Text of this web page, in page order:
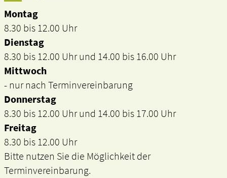
Montag
8.30 bis 12.00 Uhr
Dienstag
8.30 bis 12.00 Uhr und 14.00 bis 16.00 Uhr
Mittwoch
- nur nach Terminvereinbarung
Donnerstag
8.30 bis 12.00 Uhr und 14.00 bis 17.00 Uhr
Freitag
8.30 bis 12.00 Uhr
Bitte nutzen Sie die Möglichkeit der
Terminvereinbarung.